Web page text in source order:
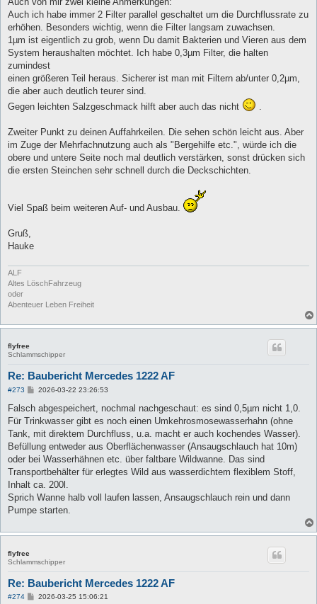
Auch ich habe immer 2 Filter parallel geschaltet um die Durchflussrate zu
erhöhen. Besonders wichtig, wenn die Filter langsam zuwachsen.
1µm ist eigentlich zu grob, wenn Du damit Bakterien und Vieren aus dem
System heraushalten möchtet. Ich habe 0,3µm Filter, die halten
zumindest
einen größeren Teil heraus. Sicherer ist man mit Filtern ab/unter 0,2µm,
die aber auch deutlich teurer sind.
Gegen leichten Salzgeschmack hilft aber auch das nicht
.
Zweiter Punkt zu deinen Auffahrkeilen. Die sehen schön leicht aus. Aber
im Zuge der Mehrfachnutzung auch als "Bergehilfe etc.", würde ich die
obere und untere Seite noch mal deutlich verstärken, sonst drücken sich
die ersten Steinchen sehr schnell durch die Deckschichten.
Viel Spaß beim weiteren Auf- und Ausbau.
Gruß,
Hauke
ALF
Altes LöschFahrzeug
oder
Abenteuer Leben Freiheit
flyfree
Schlammschipper
Re: Baubericht Mercedes 1222 AF
#273
B
i
r
a
2026-03-22 23:26:53
Falsch abgespeichert, nochmal nachgeschaut: es sind 0,5µm nicht 1,0.
Für Trinkwasser gibt es noch einen Umkehrosmosewasserhahn (ohne
Tank, mit direktem Durchfluss, u.a. macht er auch kochendes Wasser).
Befüllung entweder aus Oberflächenwasser (Ansaugschlauch hat 10m)
oder bei Wasserhähnen etc. über faltbare Wildwanne. Das sind
Transportbehälter für erlegtes Wild aus wasserdichtem flexiblem Stoff,
Inhalt ca. 200l.
Sprich Wanne halb voll laufen lassen, Ansaugschlauch rein und dann
Pumpe starten.
flyfree
Schlammschipper
Re: Baubericht Mercedes 1222 AF
#274
B2026-03-25 15:06:21